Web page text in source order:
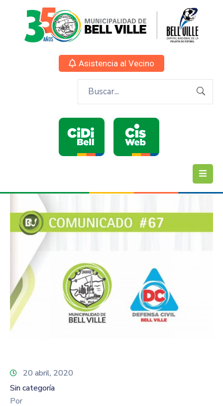
Asistencia al Vecino
20 abril, 2020
Sin categoría
Por